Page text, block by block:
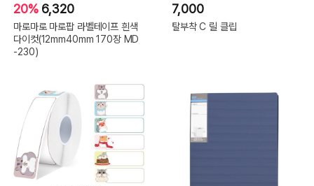
20% 6,320
마로마로 마로팝 라벨테이프 흰색
다이컷(12mm40mm 170장 MD
-230)
7,000
탈부착 C 릴 클립